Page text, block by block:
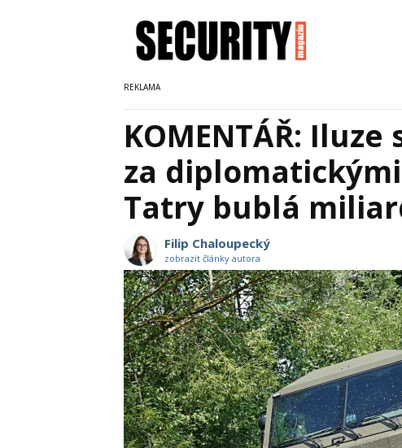
KOMENTÁŘ:
za
Tatry bublá
Filip Chaloupecký
zobrazit články autora